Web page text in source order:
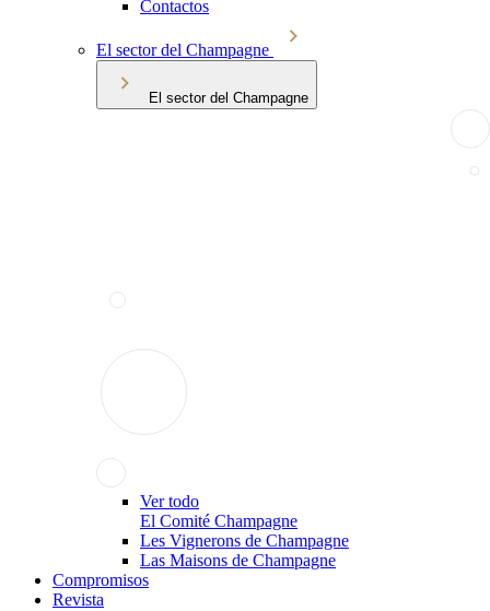
Contactos
El sector del Champagne
El sector del Champagne
Ver todo
El Comité Champagne
Les Vignerons de Champagne
Las Maisons de Champagne
Compromisos
Revista